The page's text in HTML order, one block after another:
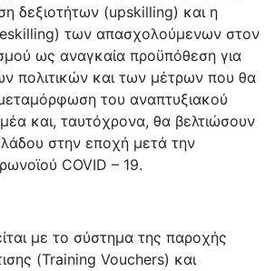
δεξιοτήτων (upskilling) και η
των απασχολούμενων στον
ως αναγκαία προϋπόθεση για
πολιτικών και των μέτρων που θα
του αναπτυξιακού
και, ταυτόχρονα, θα βελτιώσουν
στην εποχή μετά την
COVID – 19.
με το σύστημα της παροχής
(Training Vouchers) και